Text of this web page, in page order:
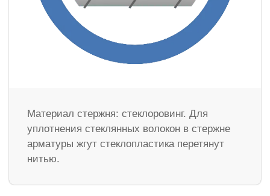
Материал стержня: стеклоровинг. Для
уплотнения стеклянных волокон в стержне
арматуры жгут стеклопластика перетянут
нитью.